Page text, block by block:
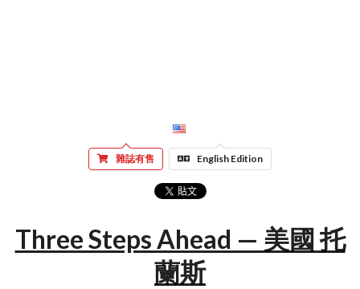
雜誌有售 English Edition
Three Steps Ahead — 美國 托
蘭斯